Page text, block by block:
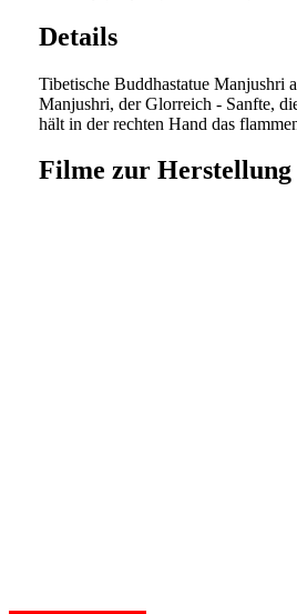
Details
Tibetische Buddhastatue Manjushri
Manjushri, der Glorreich - Sanfte,
hält in der rechten Hand das
Filme zur Herstellung